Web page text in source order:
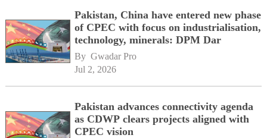
Pakistan, China have entered new phase
of CPEC with focus on industrialisation,
technology, minerals: DPM Dar
By Gwadar Pro
Jul 2, 2026
Pakistan advances connectivity agenda
as CDWP clears projects aligned with
CPEC vision